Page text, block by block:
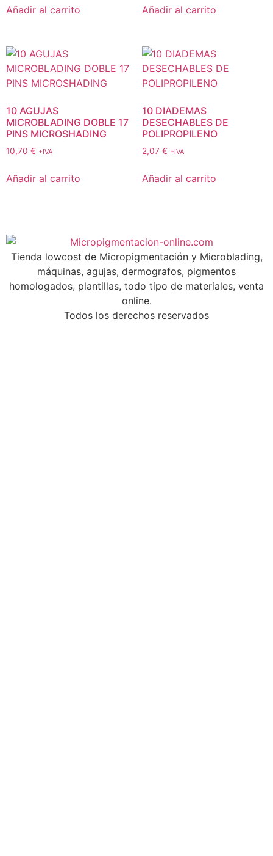
Añadir al carrito Añadir al carrito
10 AGUJAS
MICROBLADING DOBLE 17
PINS MICROSHADING
10,70 € +IVA
Añadir al carrito
10 DIADEMAS
DESECHABLES DE
POLIPROPILENO
2,07 € +IVA
Añadir al carrito
Tienda lowcost de Micropigmentación y Microblading,
máquinas, agujas, dermografos, pigmentos
homologados, plantillas, todo tipo de materiales, venta
online.
Todos los derechos reservados